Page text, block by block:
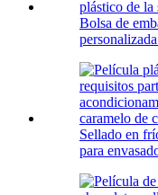
Bolsa de
Sellado en
para